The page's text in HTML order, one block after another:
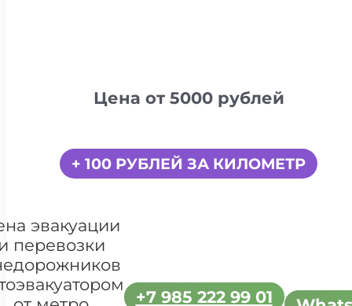
Цена от 5000 рублей
+ 100 РУБЛЕЙ ЗА КИЛОМЕТР
эвакуации
перевозки
+7 985 222 99 01